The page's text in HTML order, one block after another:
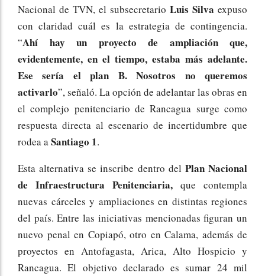
Nacional de TVN, el subsecretario Luis Silva expuso
con claridad cuál es la estrategia de contingencia.
“Ahí hay un proyecto de ampliación que,
evidentemente, en el tiempo, estaba más adelante.
Ese sería el plan B. Nosotros no queremos
activarlo”, señaló. La opción de adelantar las obras en
el complejo penitenciario de Rancagua surge como
respuesta directa al escenario de incertidumbre que
rodea aSantiago 1.
Esta alternativa se inscribe dentro del Plan Nacional
de Infraestructura Penitenciaria, que contempla
nuevas cárceles y ampliaciones en distintas regiones
del país. Entre las iniciativas mencionadas figuran un
nuevo penal en Copiapó, otro en Calama, además de
proyectos en Antofagasta, Arica, Alto Hospicio y
Rancagua. El objetivo declarado es sumar 24 mil